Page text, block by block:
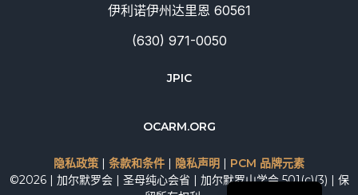
伊利诺伊州达里恩 60561
(630) 971-0050
JPIC
OCARM.ORG
隐私政策 条款和条件 隐私声明
PCM 品牌元素
©2026 | 加尔默罗会 | 圣母纯心会省 | 加尔默罗山学会 501(c)(3) | 保
English